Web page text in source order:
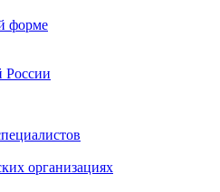
форме
России
организациях